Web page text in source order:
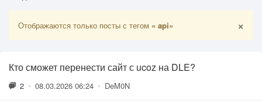
Отображаются только посты с тегом « api» ×
Кто сможет перенести сайт с ucoz на DLE?
2 • 08.03.2026 06:24 • DeM0N